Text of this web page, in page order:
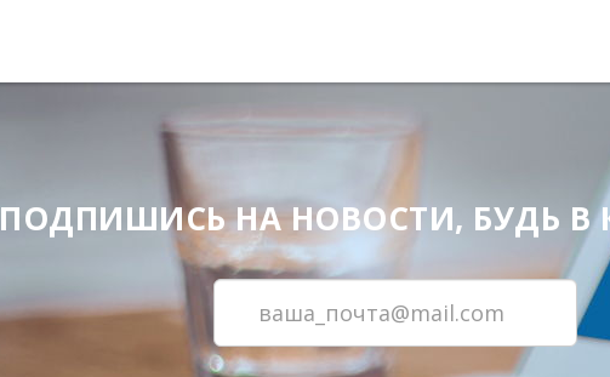
ПОДПИШИСЬ НА НОВОСТИ, БУДЬ В